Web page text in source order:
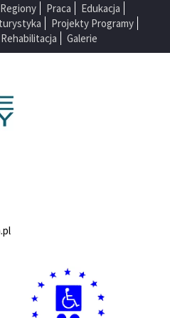
Regiony Praca
Edukacja
Projekty Programy
Galerie